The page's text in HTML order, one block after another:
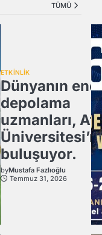
TÜMÜ
ETKİNLİK
Dünyanın
depolama
uzmanları,
buluşuyor.
byMustafa Fazlıoğlu
Temmuz 31, 2026